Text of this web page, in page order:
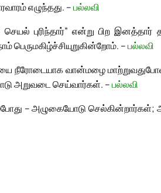
எழுந்தது. –பல்லவி
புரிந்தார்” என்று பிற
பெருமகிழ்ச்சியுறுகின்றோம். –பல்லவி
வான்மழை மாற்றுவதுபோல,
அறுவடை செய்வார்கள். –பல்லவி
– அழுகையோடு செல்கின்றார்கள்;